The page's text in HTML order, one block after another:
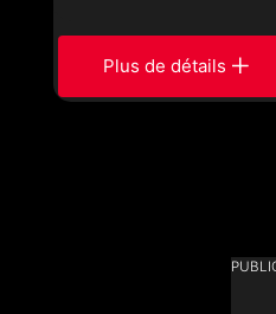
Plus de détails